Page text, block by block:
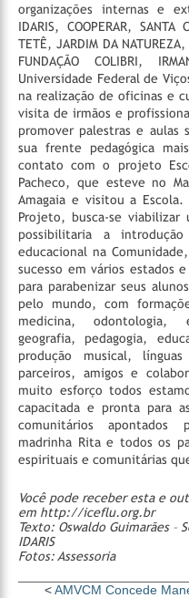
organizações internas e
IDARIS, COOPERAR, SANTA
TETÊ, JARDIM DA NATUREZA,
FUNDAÇÃO COLIBRI,
Universidade Federal de
na realização de oficinas e
visita de irmãos e
promover palestras e aulas
sua frente pedagógica
contato com o projeto
Pacheco, que esteve no
Amagaia e visitou a
Projeto, busca-se
possibilitaria a
educacional na
sucesso em vários estados
para parabenizar seus
pelo mundo, com
medicina, odontologia,
geografia, pedagogia,
produção musical,
parceiros, amigos e
muito esforço todos
capacitada e pronta para
comunitários apontados
madrinha Rita e todos os
espirituais e comunitárias
Você pode receber esta e
em http://iceflu.org.br
Texto: Oswaldo Guimarães –
IDARIS
Fotos: Assessoria
<AMVCM Concede